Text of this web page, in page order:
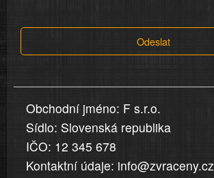
v
uvedena,
jsou
přesná
a
úplná
Odeslat
Obchodní jméno: F s.r.o.
Sídlo: Slovenská republika
IČO: 12 345 678
Kontaktní údaje: info@zvraceny.cz